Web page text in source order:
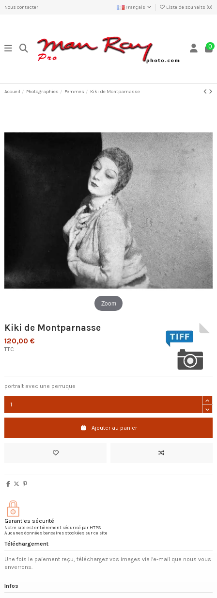
Nous contacter Français Liste de souhaits (0)
0
Accueil Photographies Femmes Kiki de Montparnasse
Zoom
Kiki de Montparnasse
120,00 €
TTC
portrait avec une perruque
Ajouter au panier
Garanties sécurité
Notre site est entièrement sécurisé par HTPS
Aucunes données bancaires stockées sur ce site
Téléchargement
Une fois le paiement reçu, téléchargez vos images via l'e-mail que nous vous
enverrons.
Infos